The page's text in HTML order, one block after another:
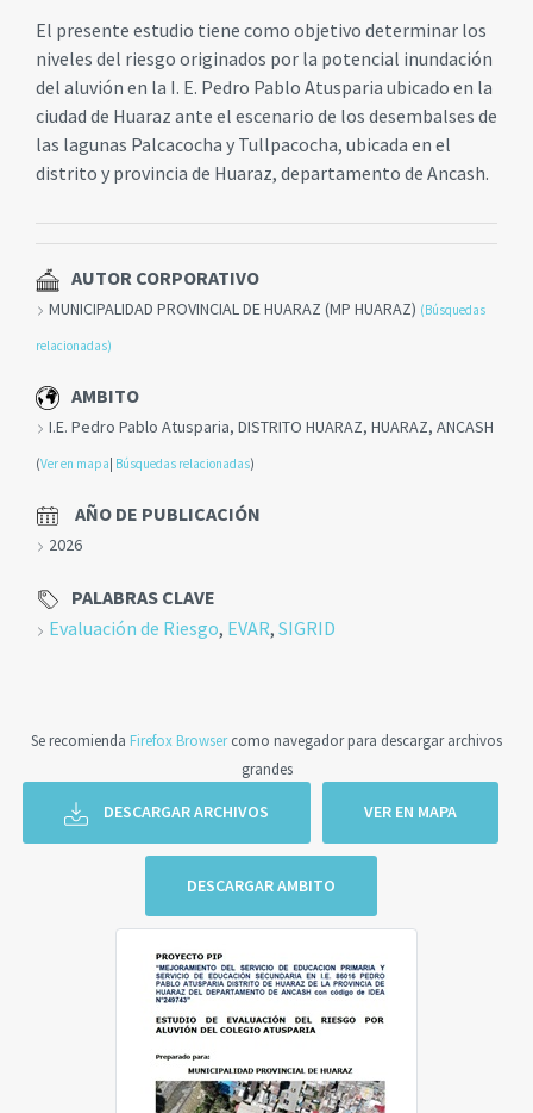
El presente estudio tiene como objetivo determinar los
niveles del riesgo originados por la potencial inundación
del aluvión en la I. E. Pedro Pablo Atusparia ubicado en la
ciudad de Huaraz ante el escenario de los desembalses de
las lagunas Palcacocha y Tullpacocha, ubicada en el
distrito y provincia de Huaraz, departamento de Ancash.
AUTOR CORPORATIVO
MUNICIPALIDAD PROVINCIAL DE HUARAZ (MP HUARAZ) (Búsquedas
relacionadas)
AMBITO
I.E. Pedro Pablo Atusparia, DISTRITO HUARAZ, HUARAZ, ANCASH
(Ver en mapa Búsquedas relacionadas)
AÑO DE PUBLICACIÓN
2026
PALABRAS CLAVE
Evaluación de Riesgo, EVAR, SIGRID
Se recomienda Firefox Browsercomo navegador para descargar archivos
grandes
DESCARGAR ARCHIVOS VER EN MAPA
DESCARGAR AMBITO